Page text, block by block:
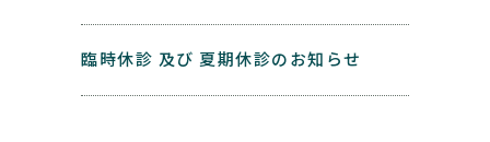
臨時休診 及び 夏期休診のお知らせ